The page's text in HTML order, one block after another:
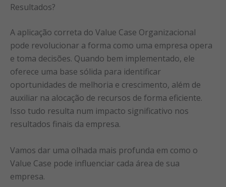
Resultados?
A aplicação correta do Value Case Organizacional
pode revolucionar a forma como uma empresa opera
e toma decisões. Quando bem implementado, ele
oferece uma base sólida para identificar
oportunidades de melhoria e crescimento, além de
auxiliar na alocação de recursos de forma eficiente.
Isso tudo resulta num impacto significativo nos
resultados finais da empresa.
Vamos dar uma olhada mais profunda em como o
Value Case pode influenciar cada área de sua
empresa.